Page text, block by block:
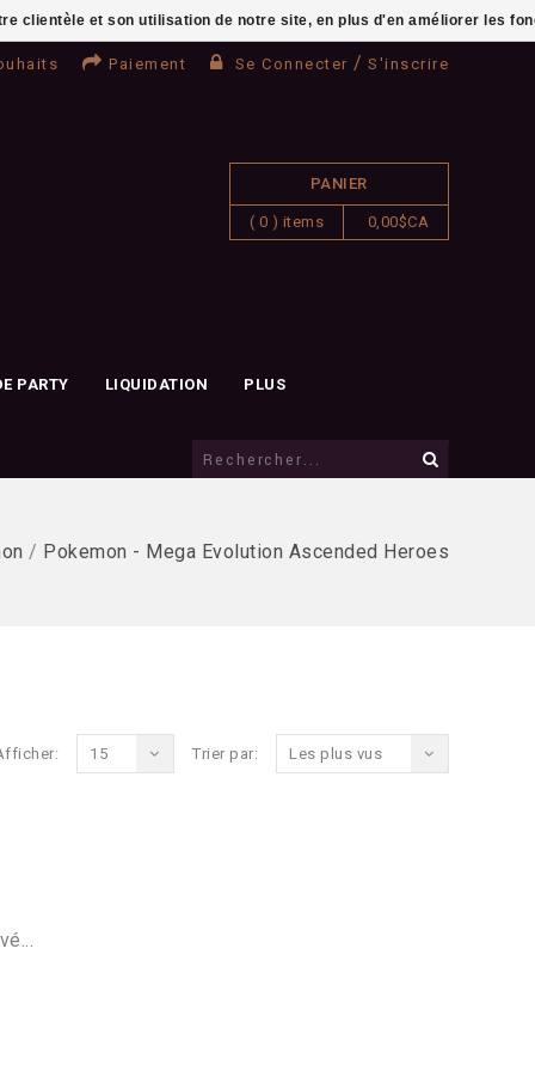
Paiement Se Connecter / S'inscrire
PANIER
( 0 ) items 0,00$CA
PARTY LIQUIDATION PLUS
/ Pokemon - Mega Evolution Ascended Heroes
Trier par: Les plus vus
15
clientèle et son utilisation de notre site, en plus d'en améliorer les